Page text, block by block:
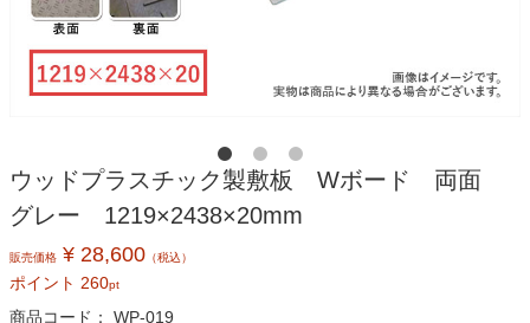
ウッドプラスチック製敷板 Wボード 両面
グレー 1219×2438×20mm
販売価格 ¥ 28,600 （税込）
ポイント 260pt
商品コード： WP-019